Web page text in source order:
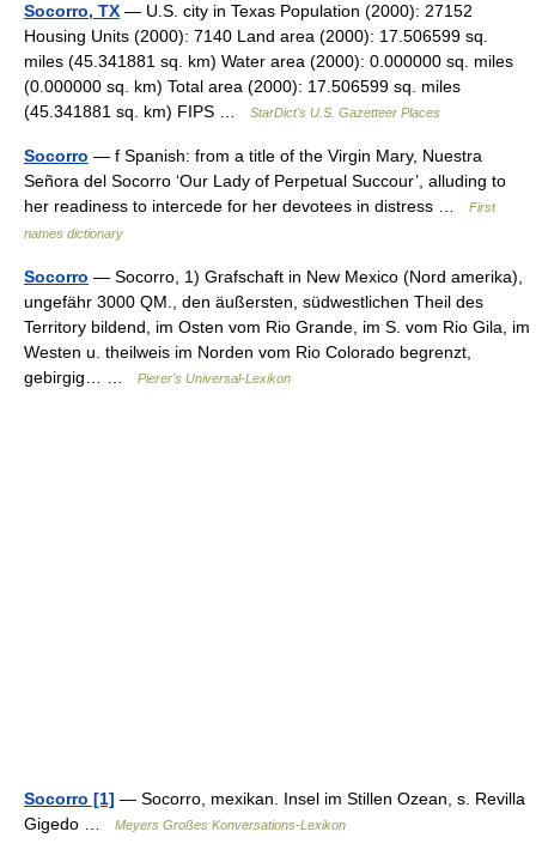
Socorro, TX — U.S. city in Texas Population (2000): 27152
Housing Units (2000): 7140 Land area (2000): 17.506599 sq.
miles (45.341881 sq. km) Water area (2000): 0.000000 sq. miles
(0.000000 sq. km) Total area (2000): 17.506599 sq. miles
(45.341881 sq. km) FIPS …
StarDict's U.S. Gazetteer Places
Socorro — f Spanish: from a title of the Virgin Mary, Nuestra
Señora del Socorro ‘Our Lady of Perpetual Succour’, alluding to
her readiness to intercede for her devotees in distress …
First
names dictionary
Socorro — Socorro, 1) Grafschaft in New Mexico (Nord amerika),
ungefähr 3000 QM., den äußersten, südwestlichen Theil des
Territory bildend, im Osten vom Rio Grande, im S. vom Rio Gila, im
Westen u. theilweis im Norden vom Rio Colorado begrenzt,
gebirgig… …
Pierer's Universal-Lexikon
Socorro [1] — Socorro, mexikan. Insel im Stillen Ozean, s. Revilla
Gigedo …
Meyers Großes Konversations-Lexikon